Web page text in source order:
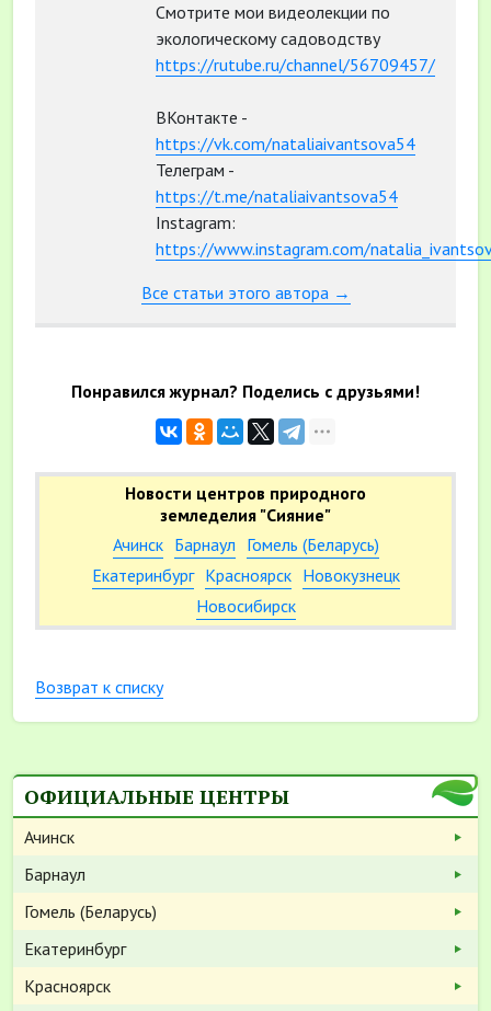
Смотрите мои видеолекции по
экологическому садоводству
https://rutube.ru/channel/56709457/
ВКонтакте -
https://vk.com/nataliaivantsova54
Телеграм -
https://t.me/nataliaivantsova54
Instagram:
https://www.instagram.com/
Все статьи этого автора →
Понравился журнал? Поделись с друзьями!
Новости центров природного
земледелия "Сияние"
Ачинск Барнаул Гомель (Беларусь)
Екатеринбург Красноярск Новокузнецк
Новосибирск
Возврат к списку
ОФИЦИАЛЬНЫЕ ЦЕНТРЫ
Ачинск
Барнаул
Гомель (Беларусь)
Екатеринбург
Красноярск